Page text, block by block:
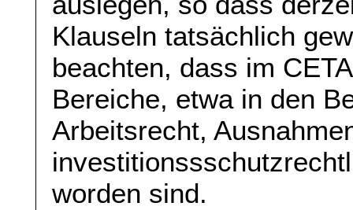
Klauseln tatsächlich
beachten, dass im
Bereiche, etwa in den
Arbeitsrecht,
worden sind.